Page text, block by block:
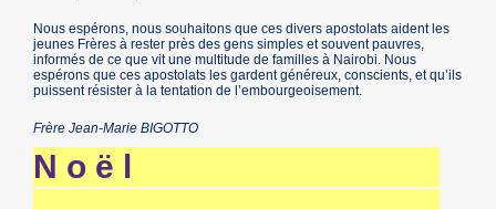
Nous espérons, nous souhaitons que ces divers apostolats aident les
jeunes Frères à rester près des gens simples et souvent pauvres,
informés de ce que vit une multitude de familles à Nairobi. Nous
espérons que ces apostolats les gardent généreux, conscients, et qu’ils
puissent résister à la tentation de l’embourgeoisement.
Frère Jean-Marie BIGOTTO
N o ë l